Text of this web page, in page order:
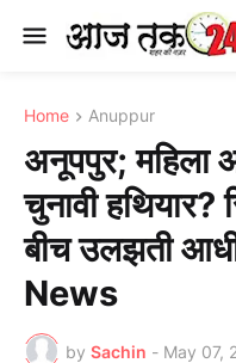
Home Anuppur
अनूपपुर; महिला
चुनावी
बीच उलझती
News
by Sachin - May 07,